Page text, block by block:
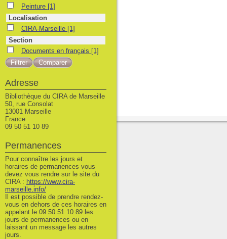
PeinturePeinture [1]
Localisation
CIRA-Marseille
CIRA-Marseille [1]
Section
Documents en français
Documents en français [1]
Adresse
Bibliothèque du CIRA de Marseille
50, rue Consolat
13001 Marseille
France
09 50 51 10 89
Permanences
Pour connaître les jours et
horaires de permanences vous
devez vous rendre sur le site du
CIRA : https://www.cira-
marseille.info/
Il est possible de prendre rendez-
vous en dehors de ces horaires en
appelant le 09 50 51 10 89 les
jours de permanences ou en
laissant un message les autres
jours.